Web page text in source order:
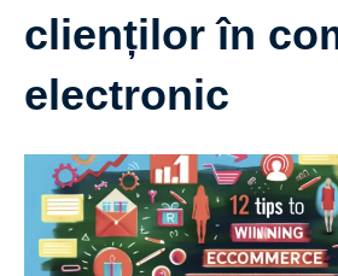
clienților în
electronic